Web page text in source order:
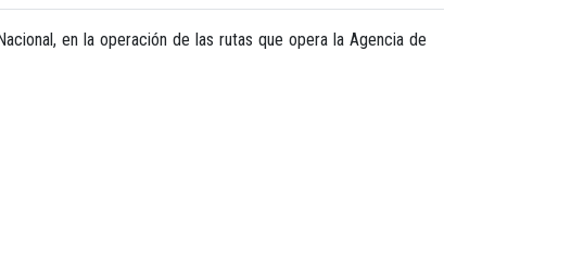
en la operación de las rutas que opera la Agencia de